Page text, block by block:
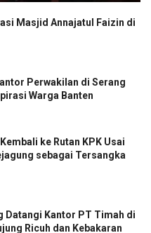
Masjid Annajatul Faizin di
Perwakilan di Serang
Warga Banten
ke Rutan KPK Usai
sebagai Tersangka
Datangi Kantor PT Timah di
Ricuh dan Kebakaran